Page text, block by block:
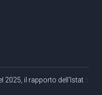
2025, il rapporto dell’Istat 5